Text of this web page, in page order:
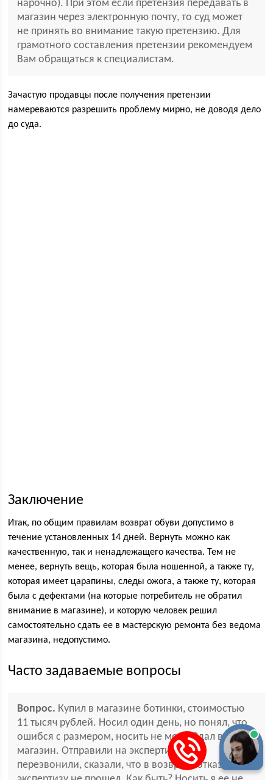
нарочно). При этом если претензия передавать в
магазин через электронную почту, то суд может
не принять во внимание такую претензию. Для
грамотного составления претензии рекомендуем
Вам обращаться к специалистам.
Зачастую продавцы после получения претензии
намереваются разрешить проблему мирно, не доводя дело
до суда.
Заключение
Итак, по общим правилам возврат обуви допустимо в
течение установленных 14 дней. Вернуть можно как
качественную, так и ненадлежащего качества. Тем не
менее, вернуть вещь, которая была ношенной, а также ту,
которая имеет царапины, следы ожога, а также ту, которая
была с дефектами (на которые потребитель не обратил
внимание в магазине), и которую человек решил
самостоятельно сдать ее в мастерскую ремонта без ведома
магазина, недопустимо.
Часто задаваемые вопросы
Вопрос. Купил в магазине ботинки, стоимостью
11 тысяч рублей. Носил один день, но понял, что
ошибся с размером, носить не могу. Сдал в
магазин. Отправили на экспертизу. Мне
перезвонили, сказали, что в возврате отказано,